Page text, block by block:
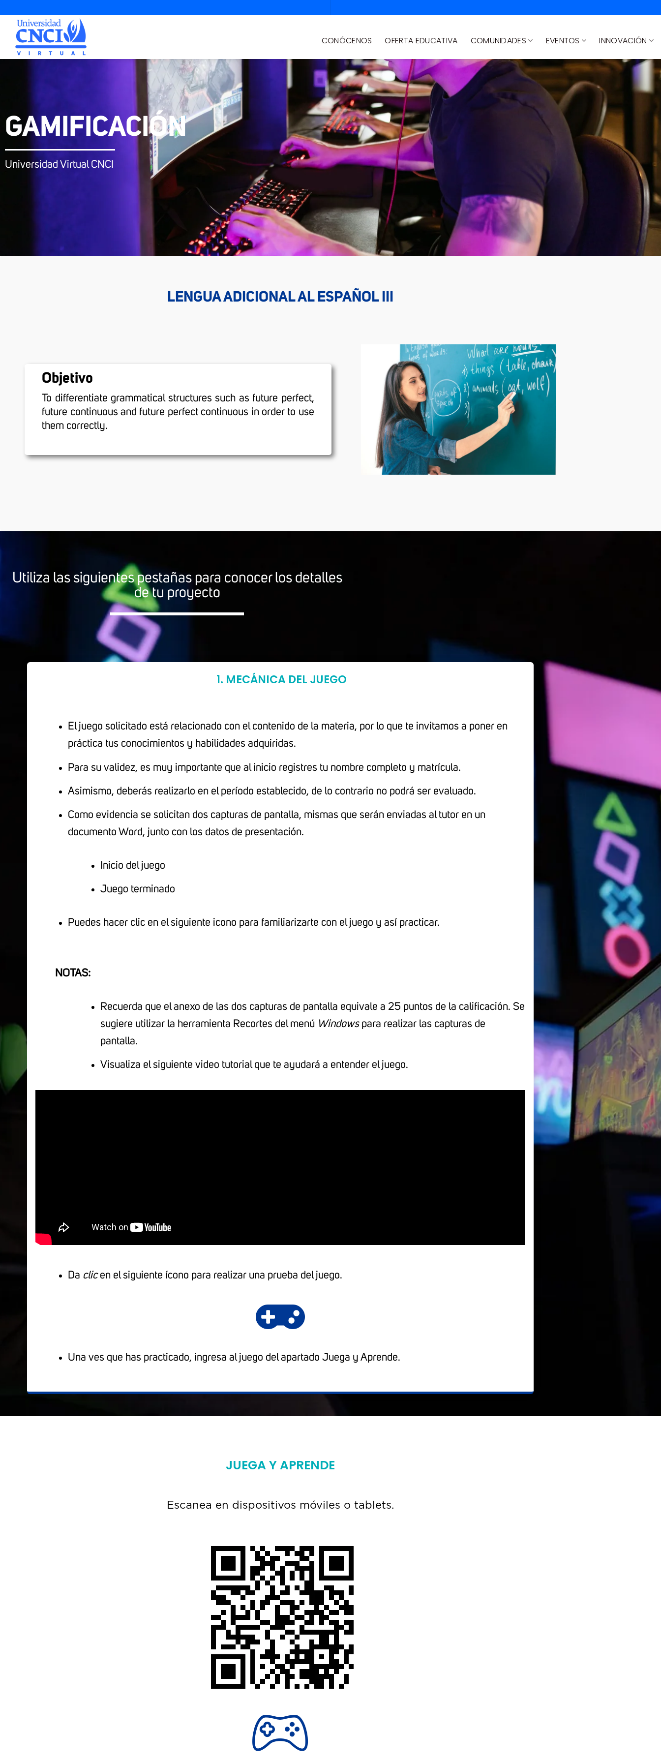
CONÓCENOS OFERTA EDUCATIVA COMUNIDADES EVENTOS INNOVACIÓN
GAMIFICACIÓN
Universidad Virtual CNCI
LENGUA ADICIONAL AL ESPAÑOL III
Objetivo
To differentiate grammatical structures such as future perfect,
future continuous and future perfect continuous in order to use
them correctly.
Utiliza las siguientes pestañas para conocer los detalles
de tu proyecto
1. MECÁNICA DEL JUEGO
El juego solicitado está relacionado con el contenido de la materia, por lo que te invitamos a poner en
práctica tus conocimientos y habilidades adquiridas.
Para su validez, es muy importante que al inicio registres tu nombre completo y matrícula.
Asimismo, deberás realizarlo en el período establecido, de lo contrario no podrá ser evaluado.
Como evidencia se solicitan dos capturas de pantalla, mismas que serán enviadas al tutor en un
documento Word, junto con los datos de presentación.
Inicio del juego
Juego terminado
Puedes hacer clic en el siguiente icono para familiarizarte con el juego y así practicar.
NOTAS:
Recuerda que el anexo de las dos capturas de pantalla equivale a 25 puntos de la calificación. Se
sugiere utilizar la herramienta Recortes del menú Windowspara realizar las capturas de
pantalla.
Visualiza el siguientevideo tutorialque te ayudará a entender el juego.
Da clicen el siguiente ícono para realizar una prueba del juego.
Una ves que has practicado, ingresa al juego del apartado Juega y Aprende.
JUEGA Y APRENDE
Escanea en dispositivos móviles o tablets.